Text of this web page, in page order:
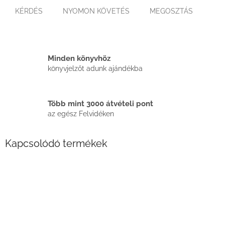
KÉRDÉS NYOMON KÖVETÉS MEGOSZTÁS
Minden könyvhöz
könyvjelzőt adunk ajándékba
Több mint 3000 átvételi pont
az egész Felvidéken
Kapcsolódó termékek